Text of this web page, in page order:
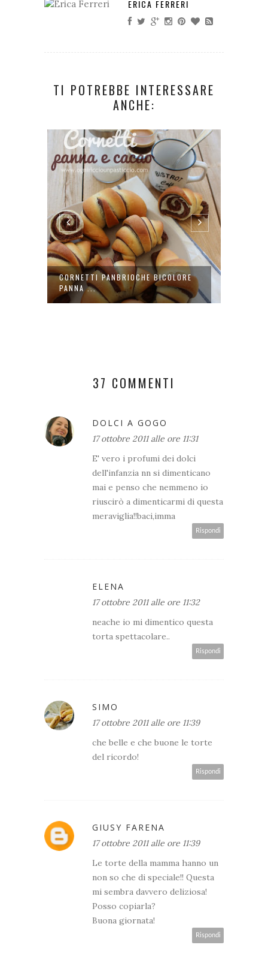
ERICA FERRERI
TI POTREBBE INTERESSARE
ANCHE:
CORNETTI PANBRIOCHE BICOLORE
PANNA ...
37 COMMENTI
DOLCI A GOGO
17 ottobre 2011 alle ore 11:31
E' vero i profumi dei dolci
dell'infanzia nn si dimenticano
mai e penso che nemmeno io
riuscirò a dimenticarmi di questa
meraviglia!!baci,imma
Rispondi
ELENA
17 ottobre 2011 alle ore 11:32
neache io mi dimentico questa
torta spettacolare..
Rispondi
SIMO
17 ottobre 2011 alle ore 11:39
che belle e che buone le torte
del ricordo!
Rispondi
GIUSY FARENA
17 ottobre 2011 alle ore 11:39
Le torte della mamma hanno un
non so che di speciale!! Questa
mi sembra davvero deliziosa!
Posso copiarla?
Buona giornata!
Rispondi